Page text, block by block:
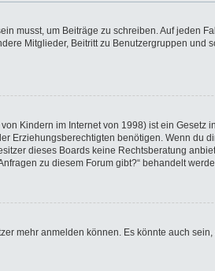
musst, um Beiträge zu schreiben. Auf jeden
Mitglieder, Beitritt zu Benutzergruppen und
Kindern im Internet von 1998) ist ein
benötigen. Wenn du
dieses Boards keine Rechtsberatung
zu diesem Forum gibt?“ behandelt
mehr anmelden können. Es könnte auch